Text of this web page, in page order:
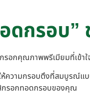
ดกรอบ
รอกคุณภาพพรีเมียมที่เข้า
ความกรอบตึงที่สมบูรณ์แ
กรอกทอดกรอบของคุณ